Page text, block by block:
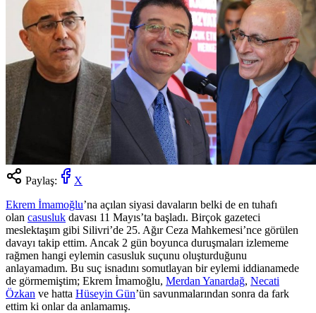
Paylaş:
X
Ekrem İmamoğlu’na açılan siyasi davaların belki de en tuhafı
olan casusluk davası 11 Mayıs’ta başladı. Birçok gazeteci
meslektaşım gibi Silivri’de 25. Ağır Ceza Mahkemesi’nce görülen
davayı takip ettim. Ancak 2 gün boyunca duruşmaları izlememe
rağmen hangi eylemin casusluk suçunu oluşturduğunu
anlayamadım. Bu suç isnadını somutlayan bir eylemi iddianamede
de görmemiştim; Ekrem İmamoğlu, Merdan Yanardağ, Necati
Özkan ve hatta Hüseyin Gün’ün savunmalarından sonra da fark
ettim ki onlar da anlamamış.